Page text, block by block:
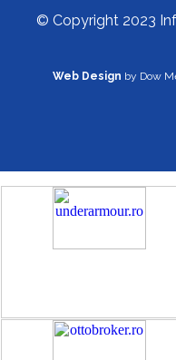
© Copyright 2023
Web Design by Dow